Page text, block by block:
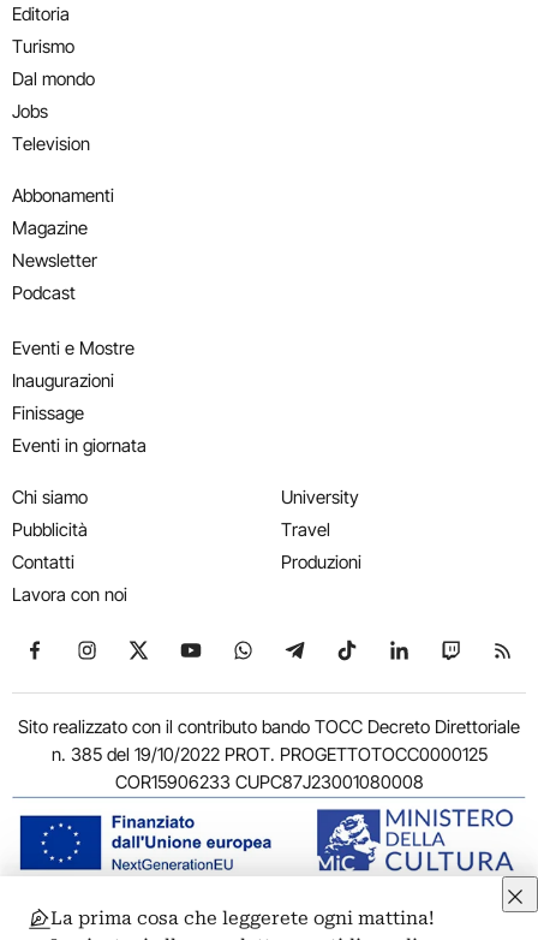
Editoria
Turismo
Dal mondo
Jobs
Television
Abbonamenti
Magazine
Newsletter
Podcast
Eventi e Mostre
Inaugurazioni
Finissage
Eventi in giornata
Chi siamo
Pubblicità
Contatti
Lavora con noi
University
Travel
Produzioni
Seguici su Facebook
Seguici su Instagram
Seguici su X
Seguici su YouTube
Seguici su WhatsApp
Seguici su Telegram
Seguici su TikTok
Seguici su
Seguici
Sito realizzato con il contributo bando TOCC Decreto Direttoriale
n. 385 del 19/10/2022 PROT. PROGETTOTOCC0000125
COR15906233 CUPC87J23001080008
© 2011-2026 ARTRIBUNE srl – Corso Vittorio Emanuele II, 287 –
La prima cosa che leggerete ogni mattina!